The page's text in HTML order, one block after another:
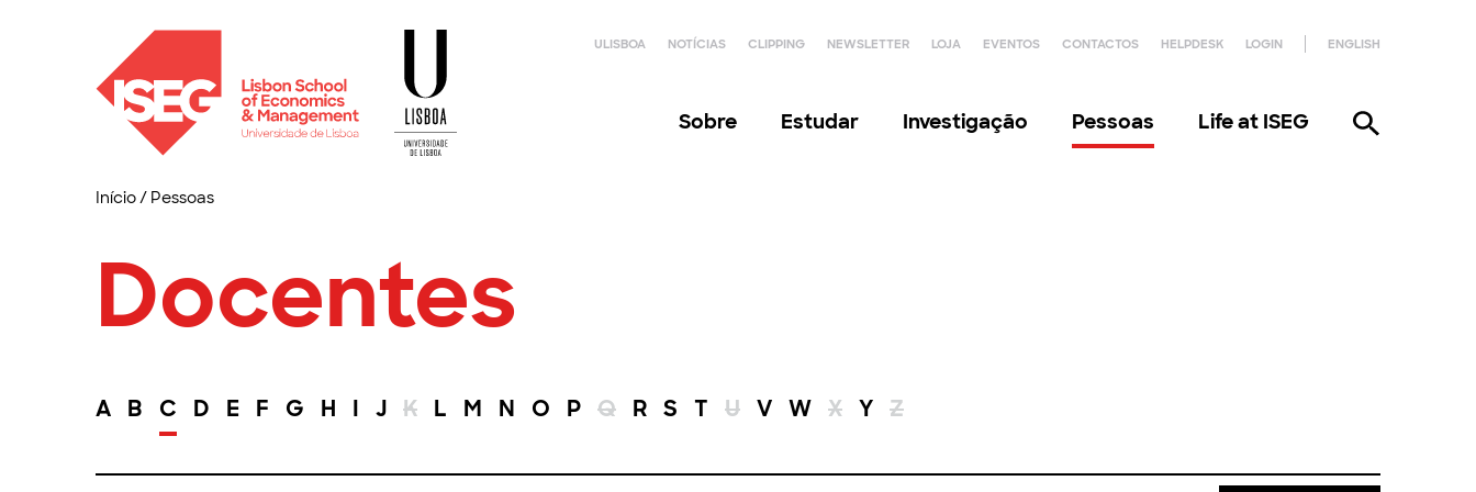
ULISBOA NOTÍCIAS CLIPPING NEWSLETTER LOJA EVENTOS CONTACTOS HELPDESK LOGIN ENGLISH
Sobre Estudar Investigação Pessoas Life at ISEG
Início/ Pessoas
Docentes
A B C D E F G H I J K L M N O P Q R S T U V W X Y Z